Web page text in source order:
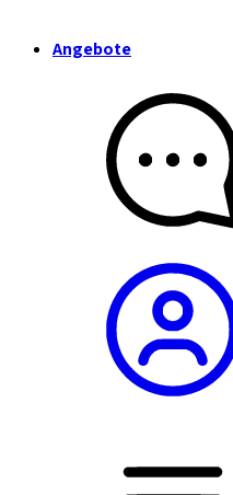
Angebote